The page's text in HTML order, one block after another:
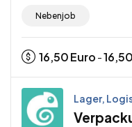
Nebenjob
16,50Euro -16,50
Lager,